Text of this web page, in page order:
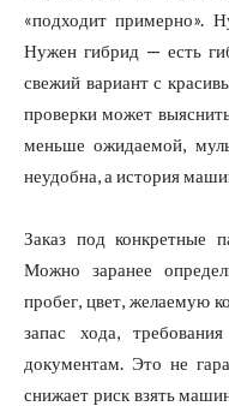
«подходит примерно».
Нужен гибрид — есть
свежий вариант с
проверки может
меньше ожидаемой,
неудобна, а история
Заказ под конкретные
Можно заранее
пробег, цвет, желаемую
запас хода,
документам. Это не
снижает риск взять